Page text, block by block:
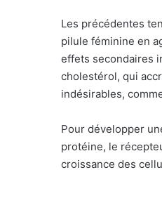
Les précédentes
pilule féminine en
effets secondaires
cholestérol, qui
indésirables,
Pour développer
protéine, le
croissance des